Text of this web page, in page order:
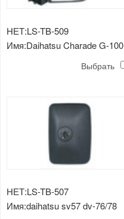
НЕТ:LS-TB-509
Имя:Daihatsu Charade G-100
Выбрать
НЕТ:LS-TB-507
Имя:daihatsu sv57 dv-76/78